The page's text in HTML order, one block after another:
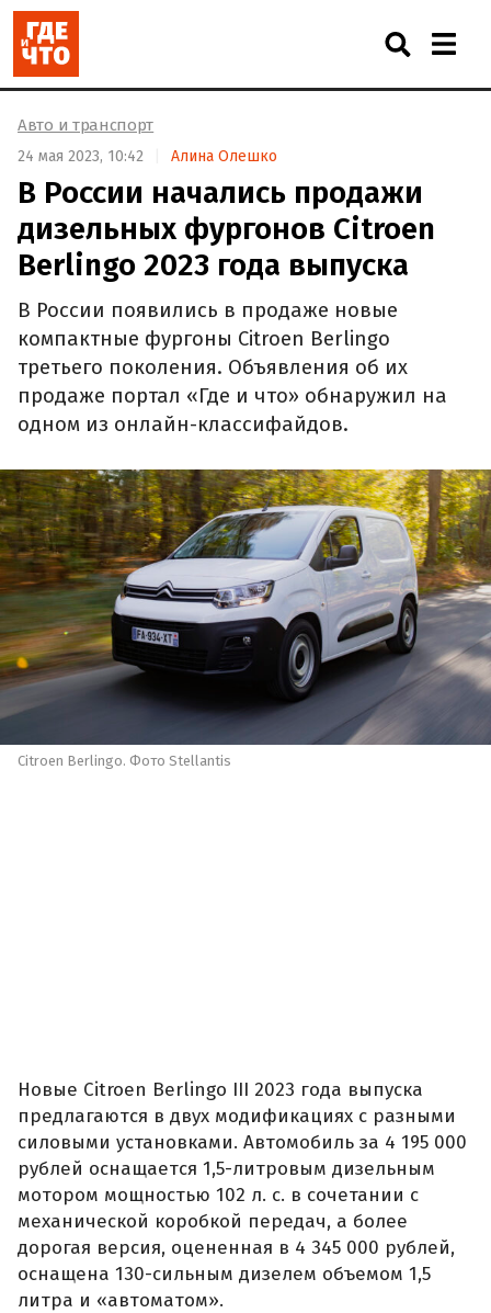
Авто и транспорт
24 мая 2023, 10:42 Алина Олешко
В России начались продажи
дизельных фургонов Citroen
Berlingo 2023 года выпуска
В России появились в продаже новые
компактные фургоны Citroen Berlingo
третьего поколения. Объявления об их
продаже портал «Где и что» обнаружил на
одном из онлайн-классифайдов.
Citroen Berlingo. Фото Stellantis
Новые Citroen Berlingo III 2023 года выпуска
предлагаются в двух модификациях с разными
силовыми установками. Автомобиль за 4 195 000
рублей оснащается 1,5-литровым дизельным
мотором мощностью 102 л. с. в сочетании с
механической коробкой передач, а более
дорогая версия, оцененная в 4 345 000 рублей,
оснащена 130-сильным дизелем объемом 1,5
литра и «автоматом».